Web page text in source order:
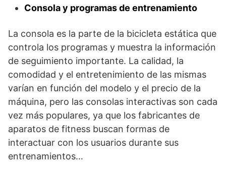
Consola y programas de entrenamiento
La consola es la parte de la bicicleta estática que
controla los programas y muestra la información
de seguimiento importante. La calidad, la
comodidad y el entretenimiento de las mismas
varían en función del modelo y el precio de la
máquina, pero las consolas interactivas son cada
vez más populares, ya que los fabricantes de
aparatos de fitness buscan formas de
interactuar con los usuarios durante sus
entrenamientos…